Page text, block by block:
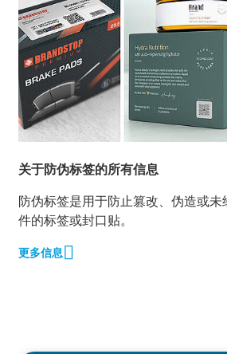
关于防伪标签的所有信息
防伪标签是用于防止篡改、伪造或
件的标签或封口贴。
更多信息